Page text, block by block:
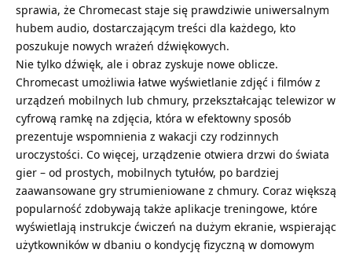
sprawia, że Chromecast staje się prawdziwie uniwersalnym
hubem audio, dostarczającym treści dla każdego, kto
poszukuje nowych wrażeń dźwiękowych.
Nie tylko dźwięk, ale i obraz zyskuje nowe oblicze.
Chromecast umożliwia łatwe wyświetlanie zdjęć i filmów z
urządzeń mobilnych lub chmury, przekształcając telewizor w
cyfrową ramkę na zdjęcia, która w efektowny sposób
prezentuje wspomnienia z wakacji czy rodzinnych
uroczystości. Co więcej, urządzenie otwiera drzwi do świata
gier – od prostych, mobilnych tytułów, po bardziej
zaawansowane gry strumieniowane z chmury. Coraz większą
popularność zdobywają także aplikacje treningowe, które
wyświetlają instrukcje ćwiczeń na dużym ekranie, wspierając
użytkowników w dbaniu o kondycję fizyczną w domowym